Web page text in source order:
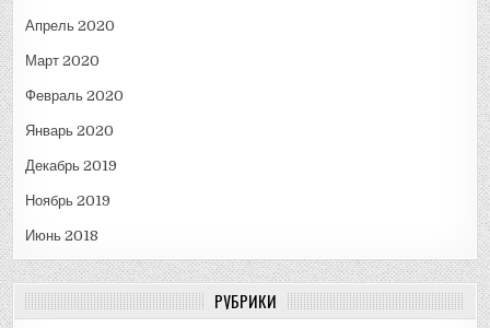
Апрель 2020
Март 2020
Февраль 2020
Январь 2020
Декабрь 2019
Ноябрь 2019
Июнь 2018
РУБРИКИ